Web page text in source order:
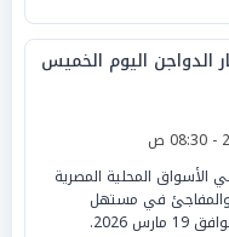
الدواجن اليوم الخميس
المحلية المصرية
والمفاجئ في مستهل
2026.